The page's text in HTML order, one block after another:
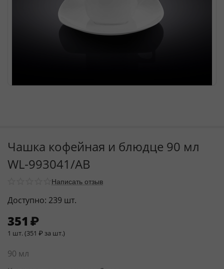
Чашка кофейная и блюдце 90 мл
WL‑993041/AB
Написать отзыв
Доступно: 239 шт.
351 ₽
1 шт. (351 ₽за шт.)
90 мл